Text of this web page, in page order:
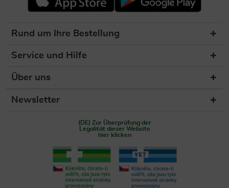
Rund um Ihre Bestellung
Service und Hilfe
Über uns
Newsletter
(DE) Zur Überprüfung der
Legalität dieser Website
hier klicken